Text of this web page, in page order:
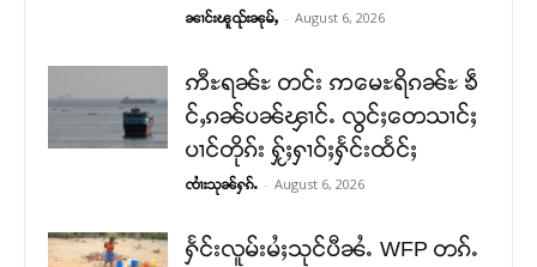
ၼၢင်းၽူၺ်းၼုမ်ႇ - August 6, 2026
ဢီႊရၼ်ႊ တင်း ဢမေႊရိၵၼ်ႊ ၶဵ
င်ႇၵၼ်ပၼ်ၾၢင်ႉ လွင်ႈတေသၢင်ႈ
ပၢင်တိုၵ်း ႁႂ်ႈႁၢဝ်ႈႁႅင်းထႅင်ႈ
ၸၢႆးသုၼ်ႁၵ်ႉ - August 6, 2026
ႁႅင်းလူမ်းမႆႈသုင်ပီၼႆႉ WFP တၵ်ႉ